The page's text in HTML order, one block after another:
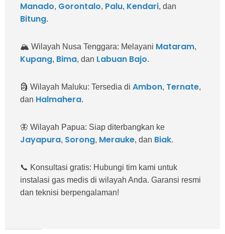
Manado, Gorontalo, Palu, Kendari, dan
Bitung.
🏔️ Wilayah Nusa Tenggara: Melayani Mataram,
Kupang, Bima, dan Labuan Bajo.
🗿 Wilayah Maluku: Tersedia di Ambon, Ternate,
dan Halmahera.
🦋 Wilayah Papua: Siap diterbangkan ke
Jayapura, Sorong, Merauke, dan Biak.
📞 Konsultasi gratis: Hubungi tim kami untuk
instalasi gas medis di wilayah Anda. Garansi resmi
dan teknisi berpengalaman!